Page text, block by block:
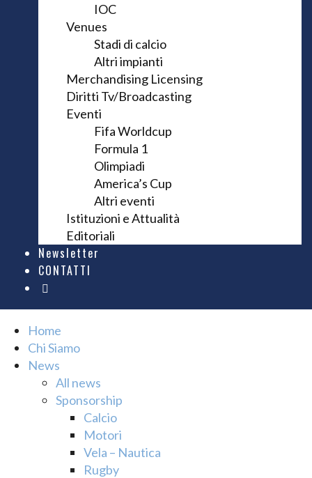
IOC
Venues
Stadi di calcio
Altri impianti
Merchandising Licensing
Diritti Tv/Broadcasting
Eventi
Fifa Worldcup
Formula 1
Olimpiadi
America’s Cup
Altri eventi
Istituzioni e Attualità
Editoriali
Newsletter
CONTATTI
Home
Chi Siamo
News
All news
Sponsorship
Calcio
Motori
Vela – Nautica
Rugby